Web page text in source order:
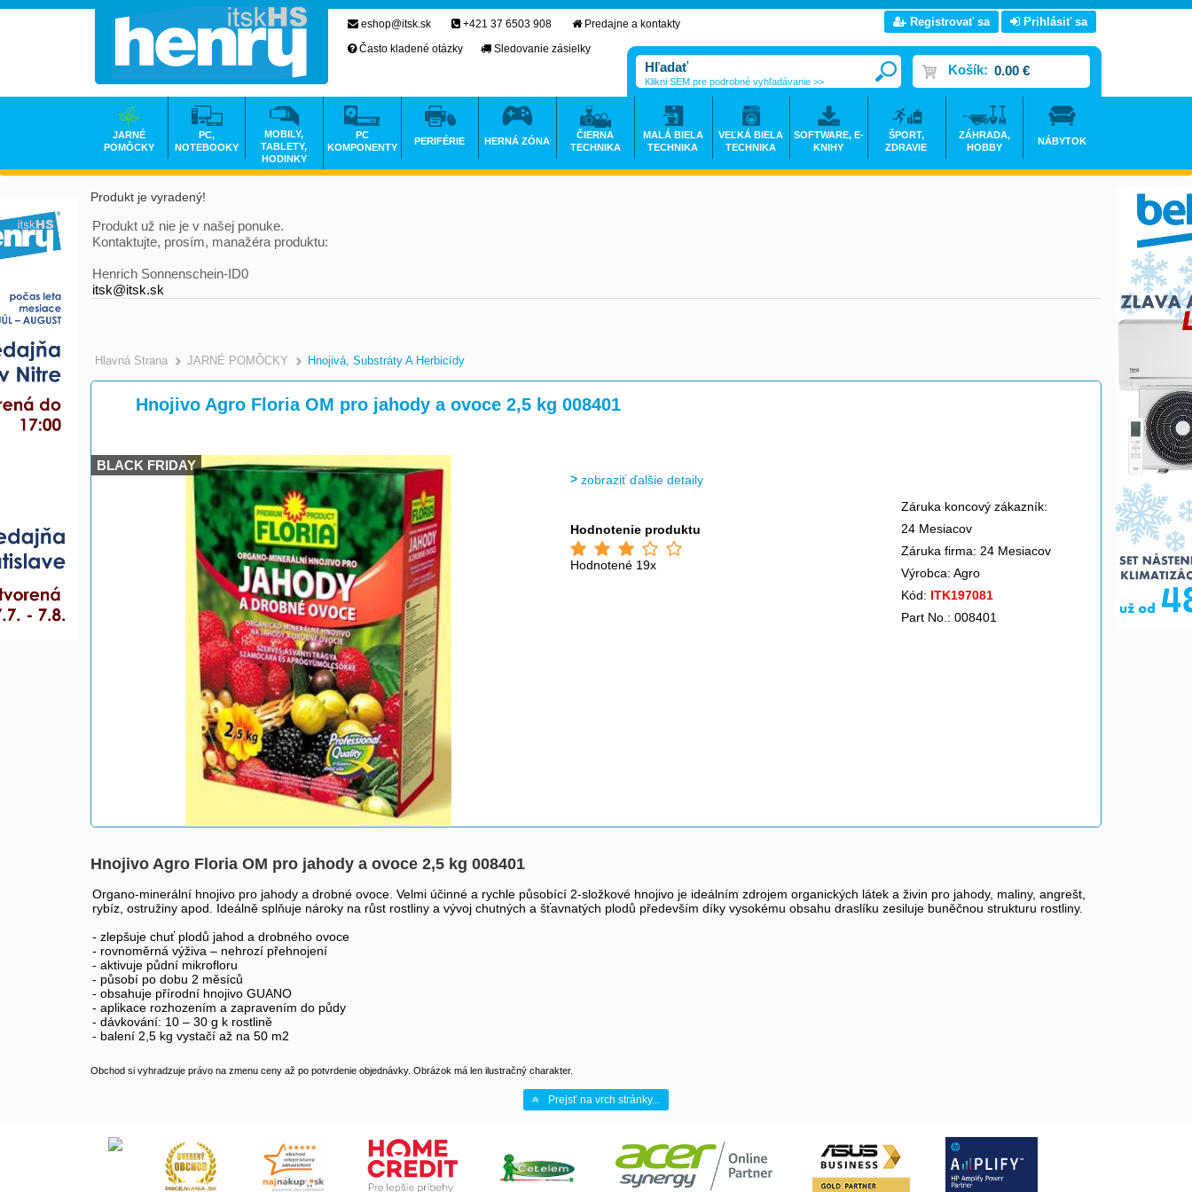
Produkt je vyradený!
Produkt už nie je v našej ponuke.
Kontaktujte, prosím, manažéra produktu:
Henrich Sonnenschein-ID0
itsk@itsk.sk
Hlavná Strana >
JARNÉ POMÔCKY >
Hnojivá, Substráty A Herbicídy
Hnojivo Agro Floria OM pro jahody a ovoce 2,5 kg 008401
BLACK FRIDAY
zobraziť ďalšie detaily
Hodnotenie produktu
Hodnotené 19x
Záruka koncový zákazník:
24 Mesiacov
Záruka firma: 24 Mesiacov
Výrobca: Agro
Kód: ITK197081
Part No.: 008401
Hnojivo Agro Floria OM pro jahody a ovoce 2,5 kg 008401
Organo-minerální hnojivo pro jahody a drobné ovoce. Velmi účinné a rychle působící 2-složkové hnojivo je ideálním zdrojem organických látek a živin pro jahody, maliny, angrešt,
rybíz, ostružiny apod. Ideálně splňuje nároky na růst rostliny a vývoj chutných a šťavnatých plodů především díky vysokému obsahu draslíku zesiluje buněčnou strukturu rostliny.
- zlepšuje chuť plodů jahod a drobného ovoce
- rovnoměrná výživa – nehrozí přehnojení
- aktivuje půdní mikrofloru
- působí po dobu 2 měsíců
- obsahuje přírodní hnojivo GUANO
- aplikace rozhozením a zapravením do půdy
- dávkování: 10 – 30 g k rostlině
- balení 2,5 kg vystačí až na 50 m2
Obchod si vyhradzuje právo na zmenu ceny až po potvrdenie objednávky. Obrázok má len ilustračný charakter.
Prejsť na vrch stránky...
eshop@itsk.sk +421 37 6503 908
Predajne a kontakty
Často kladené otázky
Sledovanie zásielky
Registrovať sa Prihlásiť sa
Košík: 0.00 €
Klikni SEM pre podrobné vyhľadávanie >>
JARNÉ
POMÔCKY
PC,
NOTEBOOKY
MOBILY,
TABLETY,
HODINKY
PC
KOMPONENTY
PERIFÉRIE HERNÁ ZÓNA
ČIERNA
TECHNIKA
MALÁ BIELA
TECHNIKA
VEĽKÁ BIELA
TECHNIKA
SOFTWARE, E-
KNIHY
ŠPORT,
ZDRAVIE
ZÁHRADA,
HOBBY
NÁBYTOK